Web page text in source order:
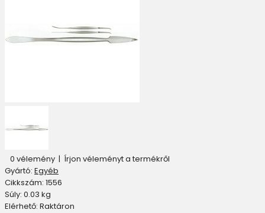
0 vélemény | Írjon véleményt a termékről
Gyártó: Egyéb
Cikkszám: 1556
Súly: 0.03 kg
Elérhető: Raktáron